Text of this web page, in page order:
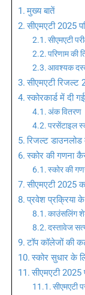
मुख्य बातें
सीएमएटी 2025
सीएमएटी
परिणाम की
आवश्यक
सीएमएटी
स्कोरकार्ड में दी
अंक वितरण
परसेंटाइल
रिजल्ट डाउनलोड
स्कोर की गणना
स्कोर की
सीएमएटी 2025
प्रवेश प्रक्रिया के
काउंसलिंग
दस्तावेज
टॉप कॉलेजों की
स्कोर सुधार के
सीएमएटी 2025
सीएमएटी